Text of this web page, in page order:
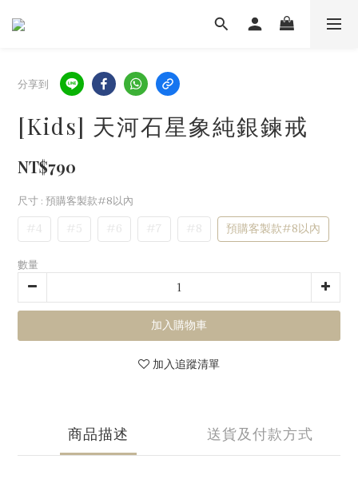
分享到
[Kids] 天河石星象純銀鍊戒
NT$790
尺寸: 預購客製款#8以內
#4 #5 #6 #7 #8 預購客製款#8以內
數量
加入購物車
加入追蹤清單
商品描述 送貨及付款方式